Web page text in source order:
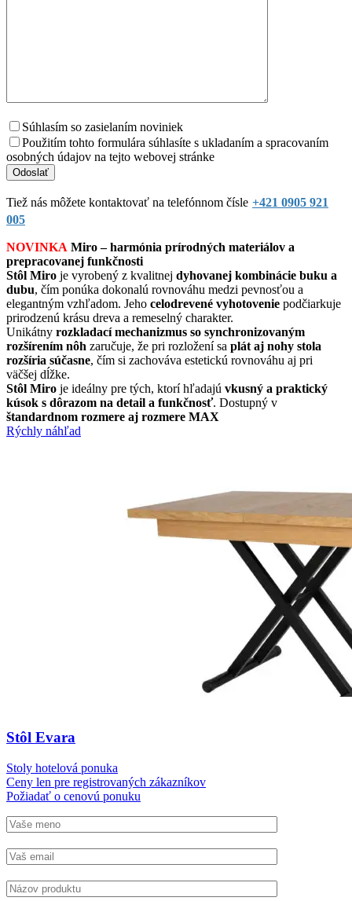
Súhlasím so zasielaním noviniek
Použitím tohto formulára súhlasíte s ukladaním a spracovaním
osobných údajov na tejto webovej stránke
Tiež nás môžete kontaktovať na telefónnom čísle +421 0905 921
005
NOVINKA Miro – harmónia prírodných materiálov a
prepracovanej funkčnosti
Stôl Miro je vyrobený z kvalitnej dyhovanej kombinácie buku a
dubu, čím ponúka dokonalú rovnováhu medzi pevnosťou a
elegantným vzhľadom. Jeho celodrevené vyhotovenie podčiarkuje
prirodzenú krásu dreva a remeselný charakter.
Unikátny rozkladací mechanizmus so synchronizovaným
rozšírením nôh zaručuje, že pri rozložení sa plát aj nohy stola
rozšíria súčasne, čím si zachováva estetickú rovnováhu aj pri
väčšej dĺžke.
Stôl Miro je ideálny pre tých, ktorí hľadajú vkusný a praktický
kúsok s dôrazom na detail a funkčnosť. Dostupný v
štandardnom rozmere aj rozmere MAX
Rýchly náhľad
Stôl Evara
Stoly hotelová ponuka
Ceny len pre registrovaných zákazníkov
Požiadať o cenovú ponuku